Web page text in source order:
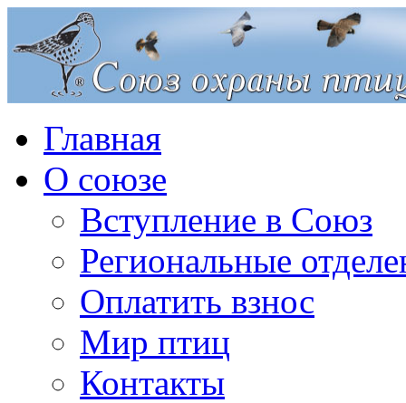
Главная
О союзе
Вступление в Союз
Региональные
Оплатить взнос
Мир птиц
Контакты